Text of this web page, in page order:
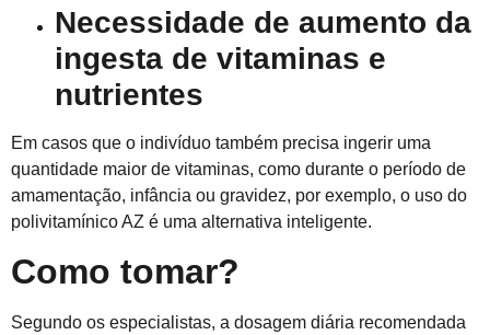
Necessidade de aumento da
ingesta de vitaminas e
nutrientes
Em casos que o indivíduo também precisa ingerir uma
quantidade maior de vitaminas, como durante o período de
amamentação, infância ou gravidez, por exemplo, o uso do
polivitamínico AZ é uma alternativa inteligente.
Como tomar?
Segundo os especialistas, a dosagem diária recomendada